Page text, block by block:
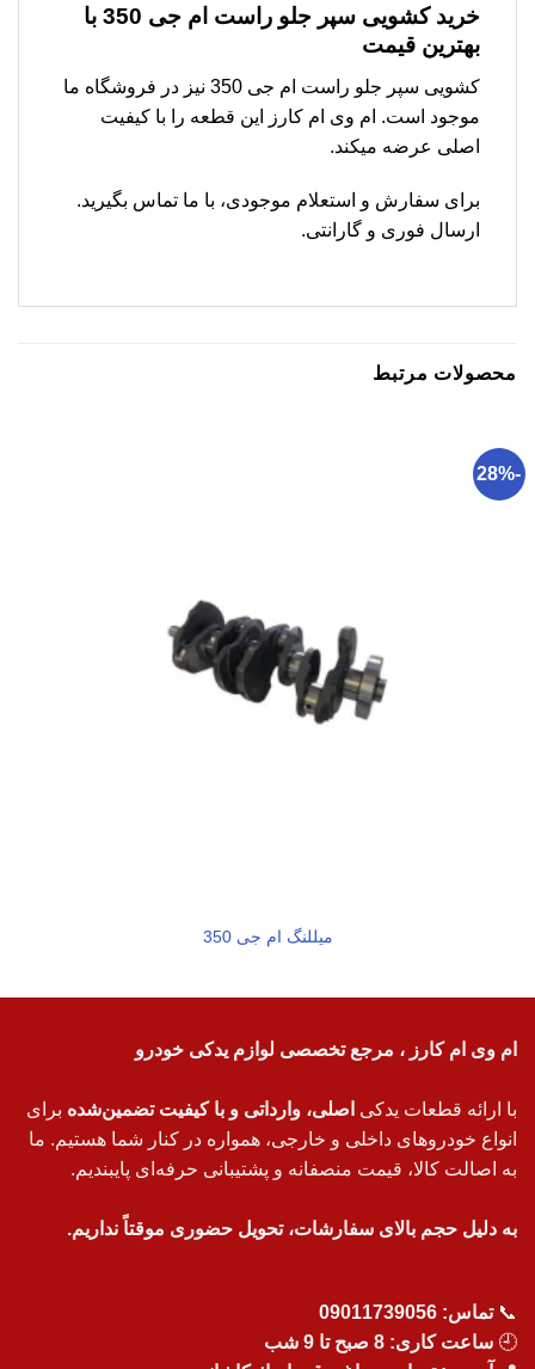
خرید کشویی سپر جلو راست ام جی 350 با
بهترین قیمت
کشویی سپر جلو راست ام جی 350 نیز در فروشگاه ما
موجود است. ام وی ام کارز این قطعه را با کیفیت
اصلی عرضه میکند.
برای سفارش و استعلام موجودی، با ما تماس بگیرید.
ارسال فوری و گارانتی.
محصولات مرتبط
-28%
میللنگ ام جی 350
ام وی ام کارز ، مرجع تخصصی لوازم یدکی خودرو
با ارائه قطعات یدکی اصلی، وارداتی و با کیفیت تضمین‌شده برای
انواع خودروهای داخلی و خارجی، همواره در کنار شما هستیم. ما
به اصالت کالا، قیمت منصفانه و پشتیبانی حرفه‌ای پایبندیم.
به دلیل حجم بالای سفارشات، تحویل حضوری موقتاً نداریم.
📞تماس: 09011739056
🕘 ساعت کاری: 8 صبح تا 9 شب